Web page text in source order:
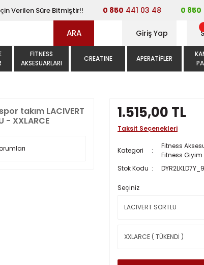
Verilen Süre Bitmiştir!! 0 850 441 03 48 0 850
ARA Giriş Yap
FITNESS
AKSESUARLARI
CREATINE APERATIFLER
takım LACIVERT
- XXLARCE
1.515,00 TL
Taksit Seçenekleri
Kategori
Fitness
Fitness Giyim
Stok Kodu
Seçiniz